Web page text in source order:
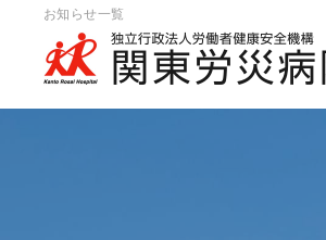
お知らせ一覧